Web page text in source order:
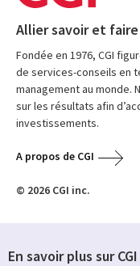
Allier savoir et faire
Fondée en 1976, CGI
de services-conseils en
management au monde.
sur les résultats afin
investissements.
A propos de CGI
© 2026 CGI inc.
En savoir plus sur CGI